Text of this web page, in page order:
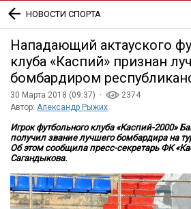
НОВОСТИ СПОРТА
Нападающий актауского
клуба «Каспий» признан
бомбардиром
30 Марта 2018 (09:37) ·
2374
Автор: Александр Рыжих
Игрок футбольного клуба «Каспий-2000»
получил звание лучшего бомбардира на
Об этом сообщила пресс-секретарь ФК
Сагандыкова.